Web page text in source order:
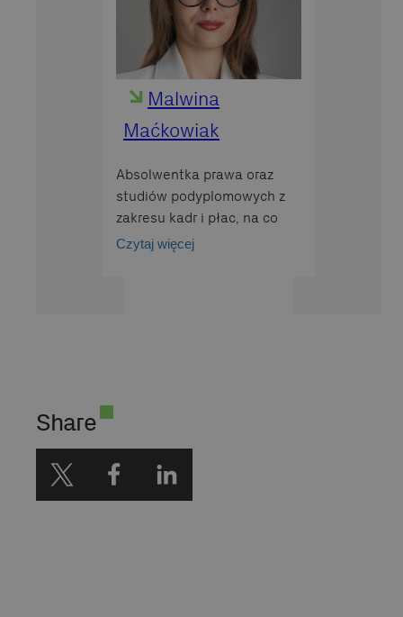
Malwina
Maćkowiak
Absolwentka prawa oraz
studiów podyplomowych z
zakresu kadr i płac, na co
dzień testuje możliwości AI,
Czytaj więcej
Share